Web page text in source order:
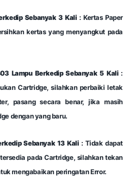
Sebanyak 3 Kali: Kertas Paper
kertas yang menyangkut pada
Lampu Berkedip Sebanyak 5 Kali:
Cartridge, silahkan perbaiki letak
pasang secara benar, jika masih
dengan yang baru.
Sebanyak 13 Kali: Tidak dapat
pada Cartridge, silahkan tekan
mengabaikan peringatan Error.